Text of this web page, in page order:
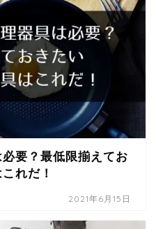
要？最低限揃えてお
れだ！
2021年6月15日